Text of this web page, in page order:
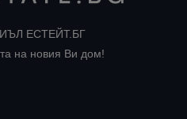
ЕСТЕЙТ.БГ
на новия Ви дом!